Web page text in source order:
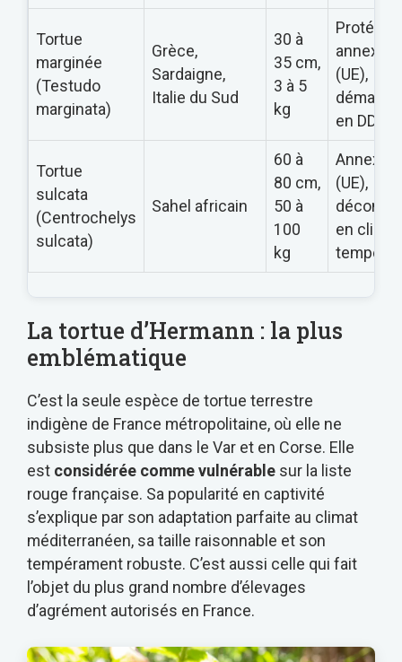
Tortue
marginée
(Testudo
marginata)
Grèce,
Sardaigne,
Italie du Sud
30 à
35 cm,
3 à 5
kg
annexe A
(UE),
en DDPP
Tortue
sulcata
(Centrochelys
sulcata)
Sahel africain
60 à
80 cm,
50 à
100
kg
Annexe B
(UE),
en climat
tempéré
La tortue d’Hermann : la plus
emblématique
C’est la seule espèce de tortue terrestre
indigène de France métropolitaine, où elle ne
subsiste plus que dans le Var et en Corse. Elle
est considérée comme vulnérable sur la liste
rouge française. Sa popularité en captivité
s’explique par son adaptation parfaite au climat
méditerranéen, sa taille raisonnable et son
tempérament robuste. C’est aussi celle qui fait
l’objet du plus grand nombre d’élevages
d’agrément autorisés en France.